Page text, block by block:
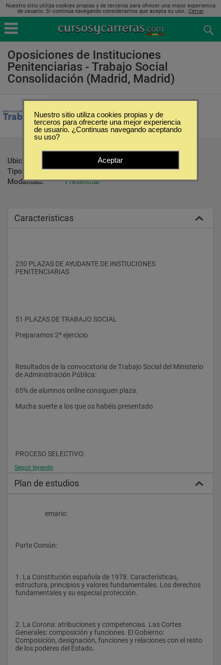
Nuestro sitio utiliza cookies propias y de terceros para ofrecer una mejor experiencia
de usuario. Si continúa navegando consideramos que acepta su uso.. Cerrar
Oposiciones de Instituciones
Penitenciarias - Trabajo Social
Consolidación (Madrid, Madrid)
Centro de Estudios Trabasse
Ubicación:
Madrid - Madrid
Tipo:
Oposiciones
Modalidad:
Presencial
Caracteristicas
230 PLAZAS DE AYUDANTE DE INSTIUCIONES
PENITENCIARIAS
51 PLAZAS DE TRABAJO SOCIAL
Preparamos 2º ejercicio
Resultados de la convocatoria de Trabajo Social del Ministerio
de Administración Pública:
65% de alumnos online consiguen plaza.
Mucha suerte a los que os habéis presentado
PROCESO SELECTIVO:
  - Fase oposición:
15 minutos de preguntas.
Tribunal con 15 minutos de        preguntas.
máximo de 100 puntos.
  - Fase concurso:
Seguir leyendo
Plan de estudios
                    emario:
Parte Común:
1. La Constitución española de 1978. Características,
estructura, principios y valores fundamentales. Los derechos
fundamentales y su especial protección.
2. La Corona: atribuciones y competencias. Las Cortes
Generales: composición y funciones. El Gobierno:
Composición, designación, funciones y relaciones con el resto
de los poderes del Estado.
Nuestro sitio utiliza cookies propias y de
terceros para ofrecerte una mejor experiencia
de usuario. ¿Continuas navegando aceptando
su uso?
Aceptar